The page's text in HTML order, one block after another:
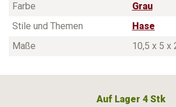
Farbe
Grau
Stile und Themen
Hase
Maße
10,5 x 5 x
Auf Lager 4 Stk